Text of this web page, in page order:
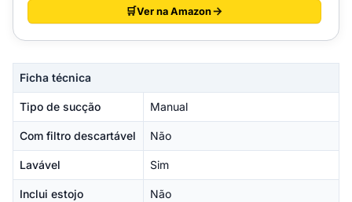
Ver na Amazon
Ficha técnica
Tipo de sucção Manual
Com filtro descartável Não
Lavável Sim
Inclui estojo Não